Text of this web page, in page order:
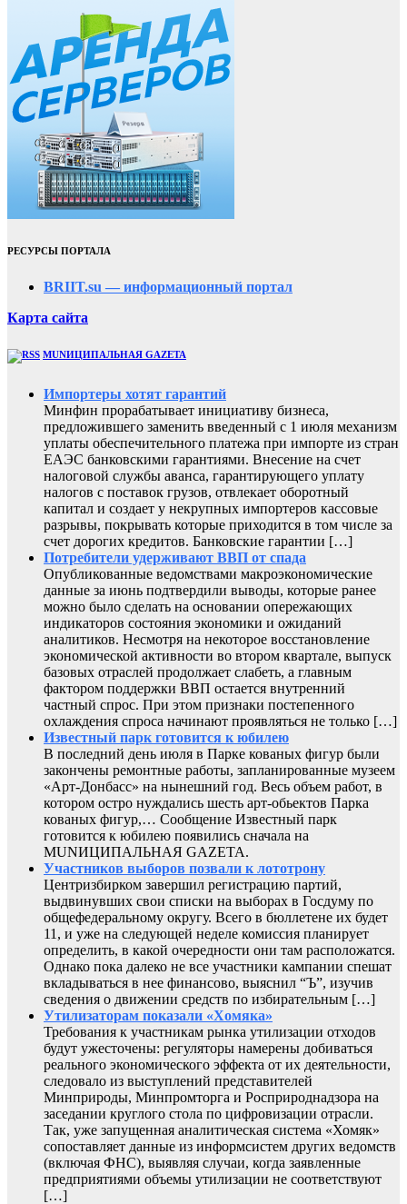
РЕСУРСЫ ПОРТАЛА
BRIIT.su — информационный портал
Карта сайта
MUNИЦИПАЛЬНАЯ GAZЕТА
Импортеры хотят гарантий
Минфин прорабатывает инициативу бизнеса,
предложившего заменить введенный с 1 июля механизм
уплаты обеспечительного платежа при импорте из стран
ЕАЭС банковскими гарантиями. Внесение на счет
налоговой службы аванса, гарантирующего уплату
налогов с поставок грузов, отвлекает оборотный
капитал и создает у некрупных импортеров кассовые
разрывы, покрывать которые приходится в том числе за
счет дорогих кредитов. Банковские гарантии […]
Потребители удерживают ВВП от спада
Опубликованные ведомствами макроэкономические
данные за июнь подтвердили выводы, которые ранее
можно было сделать на основании опережающих
индикаторов состояния экономики и ожиданий
аналитиков. Несмотря на некоторое восстановление
экономической активности во втором квартале, выпуск
базовых отраслей продолжает слабеть, а главным
фактором поддержки ВВП остается внутренний
частный спрос. При этом признаки постепенного
охлаждения спроса начинают проявляться не только […]
Известный парк готовится к юбилею
В последний день июля в Парке кованых фигур были
закончены ремонтные работы, запланированные музеем
«Арт-Донбасс» на нынешний год. Весь объем работ, в
котором остро нуждались шесть арт-обьектов Парка
кованых фигур,… Сообщение Известный парк
готовится к юбилею появились сначала на
MUNИЦИПАЛЬНАЯ GAZЕТА.
Участников выборов позвали к лототрону
Центризбирком завершил регистрацию партий,
выдвинувших свои списки на выборах в Госдуму по
общефедеральному округу. Всего в бюллетене их будет
11, и уже на следующей неделе комиссия планирует
определить, в какой очередности они там расположатся.
Однако пока далеко не все участники кампании спешат
вкладываться в нее финансово, выяснил “Ъ”, изучив
сведения о движении средств по избирательным […]
Утилизаторам показали «Хомяка»
Требования к участникам рынка утилизации отходов
будут ужесточены: регуляторы намерены добиваться
реального экономического эффекта от их деятельности,
следовало из выступлений представителей
Минприроды, Минпромторга и Росприроднадзора на
заседании круглого стола по цифровизации отрасли.
Так, уже запущенная аналитическая система «Хомяк»
сопоставляет данные из информсистем других ведомств
(включая ФНС), выявляя случаи, когда заявленные
предприятиями объемы утилизации не соответствуют
[…]